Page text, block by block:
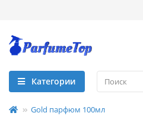
Категории
Gold парфюм 100мл